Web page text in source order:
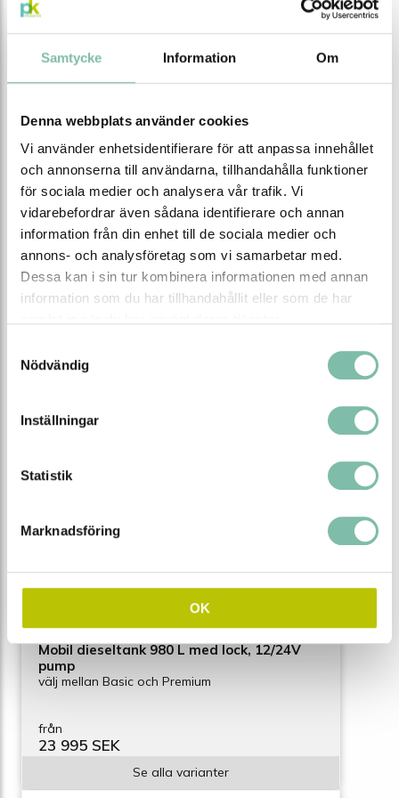
Samtycke Information Om
Denna webbplats använder cookies
Vi använder enhetsidentifierare för att anpassa innehållet
och annonserna till användarna, tillhandahålla funktioner
för sociala medier och analysera vår trafik. Vi
vidarebefordrar även sådana identifierare och annan
information från din enhet till de sociala medier och
annons- och analysföretag som vi samarbetar med.
Dessa kan i sin tur kombinera informationen med annan
information som du har tillhandahållit eller som de har
Nödvändig
Inställningar
Statistik
Marknadsföring
OK
Spänning ut (V)
230
Batterispänning (V)
10-15,5
Egenförbrukning (W)
14
EAN
7028640057782
Ring oss
Relaterade produkter
Mobil dieseltank 980 L med lock, 12/24V
pump
välj mellan Basic och Premium
från
23 995 SEK
Se alla varianter